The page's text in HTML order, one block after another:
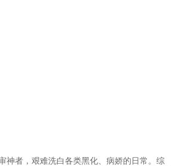
者，艰难洗白各类黑化、病娇的日常。综